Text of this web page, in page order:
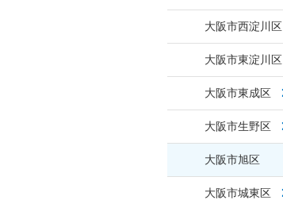
大阪市西淀川区
大阪市東淀川区
大阪市東成区
大阪市生野区
大阪市旭区
大阪市城東区